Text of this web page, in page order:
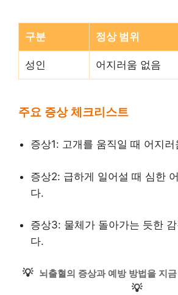
구분 정상 범위
성인 어지러움 없음
주요 증상 체크리스트
증상1: 고개를 움직일 때 어지
증상2: 급하게 일어설 때 심한
다.
증상3: 물체가 돌아가는 듯한
다.
💡 뇌출혈의 증상과 예방 방법을 지
💡